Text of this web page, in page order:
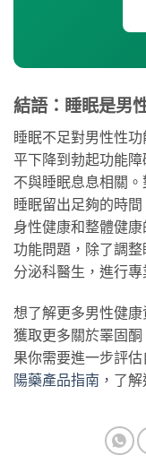
結語：睡眠是男
睡眠不足對男性性
平下降到勃起功能
不與睡眠息息相關
睡眠留出足夠的時
身性健康和整體健
功能問題，除了調
分泌科醫生，進行專
想了解更多男性健
獲取更多關於睪固
果你需要進一步評
陽藥產品指南 ，了